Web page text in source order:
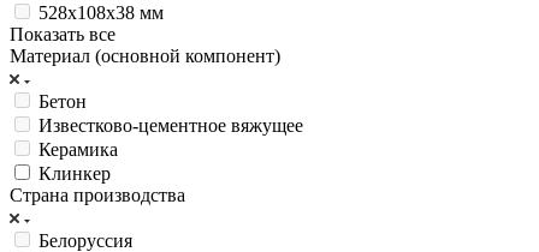
528x108x38 мм
Показать все
Материал (основной компонент)
Бетон
Известково-цементное вяжущее
Керамика
Клинкер
Страна производства
Белоруссия